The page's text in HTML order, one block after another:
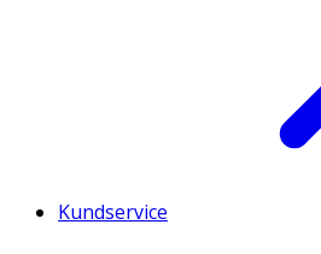
Kundservice